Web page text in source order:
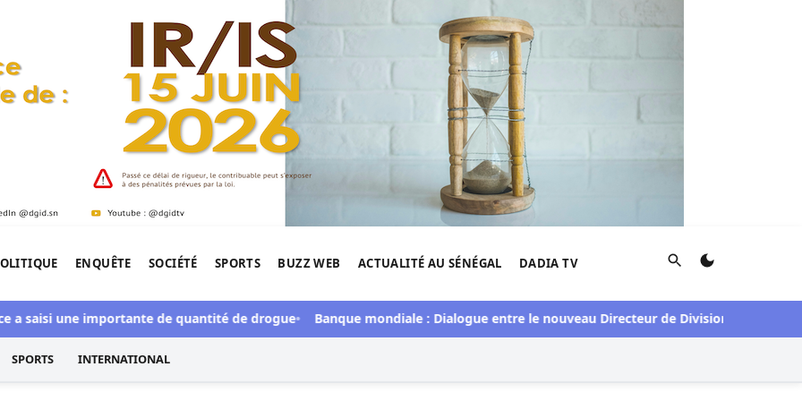
de l'Afrique.
ENQUÊTE SOCIÉTÉ SPORTS BUZZ WEB ACTUALITÉ AU SÉNÉGAL DADIA TV Rechercher
une importante de quantité de drogue Banque mondiale : Dialogue entre le nouveau Directeur de Division pour le Sénégal
SPORTS INTERNATIONAL